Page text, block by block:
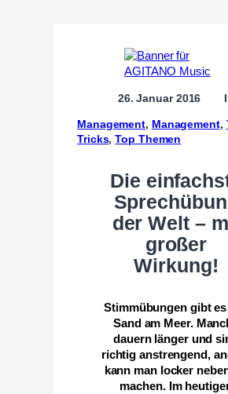
26. Januar 2016
Management, Management,
Tricks, Top Themen
Die
der Welt –
großer
Wirkung!
Stimmübungen gibt
Sand am Meer.
dauern länger und
richtig anstrengend,
kann man locker
machen. Im